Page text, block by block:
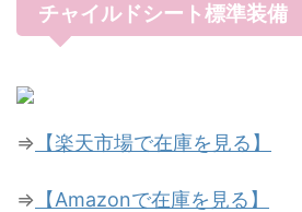
チャイルドシート標準装備
⇒ 【楽天市場で在庫を見る】
⇒ 【Amazonで在庫を見る】